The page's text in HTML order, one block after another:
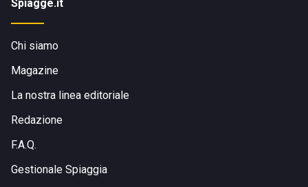
Spiagge.it
Chi siamo
Magazine
La nostra linea editoriale
Redazione
F.A.Q.
Gestionale Spiaggia